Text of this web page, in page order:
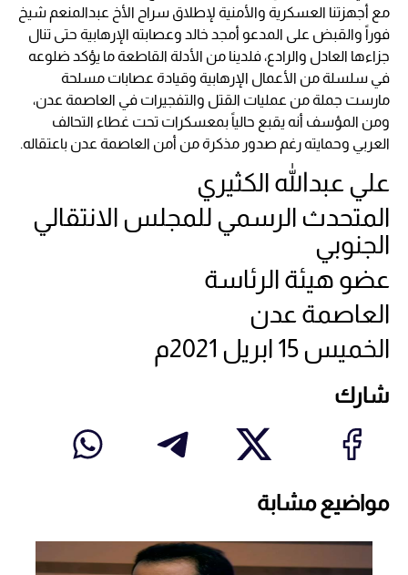
مع أجهزتنا العسكرية والأمنية لإطلاق سراح الأخ عبدالمنعم شيخ
فوراً والقبض على المدعو أمجد خالد وعصابته الإرهابية حتى تنال
جزاءها العادل والرادع، فلدينا من الأدلة القاطعة ما يؤكد ضلوعه
في سلسلة من الأعمال الإرهابية وقيادة عصابات مسلحة
مارست جملة من عمليات القتل والتفجيرات في العاصمة عدن،
ومن المؤسف أنه يقبع حالياً بمعسكرات تحت غطاء التحالف
العربي وحمايته رغم صدور مذكرة من أمن العاصمة عدن باعتقاله.
علي عبدالله الكثيري
المتحدث الرسمي للمجلس الانتقالي
الجنوبي
عضو هيئة الرئاسة
العاصمة عدن
الخميس 15 ابريل 2021م
شارك
مواضيع مشابة